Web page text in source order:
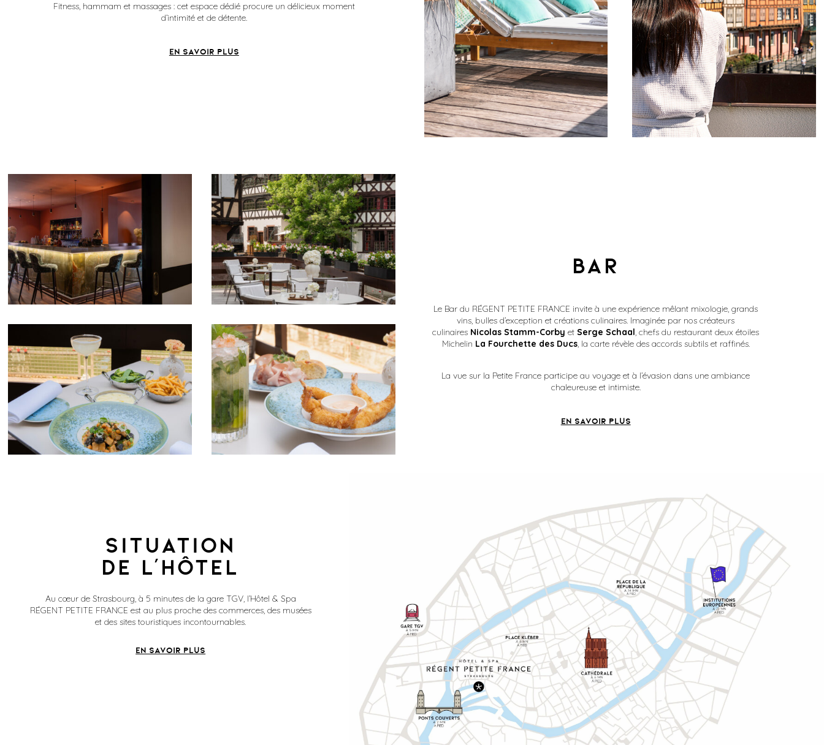
Fitness, hammam et massages : cet espace dédié procure un délicieux moment
d’intimité et de détente.
EN SAVOIR PLUS
BAR
Le Bar du RÉGENT PETITE FRANCE invite à une expérience mêlant mixologie, grands
vins, bulles d’exception et créations culinaires. Imaginée par nos créateurs
culinaires Nicolas Stamm-Corby etSerge Schaal, chefs du restaurant deux étoiles
Michelin La Fourchette des Ducs, la carte révèle des accords subtils et raffinés.
La vue sur la Petite France participe au voyage et à l’évasion dans une ambiance
chaleureuse et intimiste.
EN SAVOIR PLUS
Situation
de l’hôtel
Au cœur de Strasbourg, à 5 minutes de la gare TGV, l’Hôtel & Spa
RÉGENT PETITE FRANCE est au plus proche des commerces, des musées
et des sites touristiques incontournables.
EN SAVOIR PLUS